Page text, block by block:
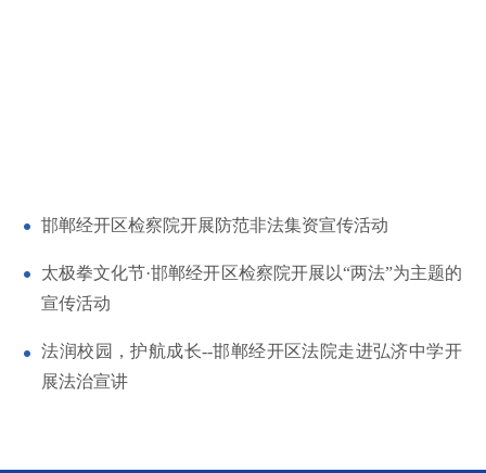
邯郸经开区检察院开展防范非法集资宣传活动
太极拳文化节·邯郸经开区检察院开展以“两法”为主题的
宣传活动
法润校园，护航成长--邯郸经开区法院走进弘济中学开
展法治宣讲